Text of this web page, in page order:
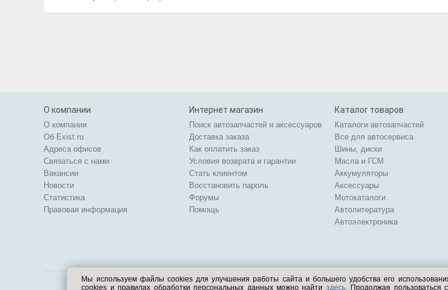
О компании
О компании
Об Exist.ru
Адреса офисов
Связаться с нами
Вакансии
Новости
Статистика
Правовая информация
Интернет магазин
Поиск автозапчастей и аксессуаров
Доставка заказа
Как оплатить заказ
Условия возврата и гарантии
Стать клиентом
Восстановить пароль
Форумы
Помощь
Каталог товаров
Каталоги автозапчастей
Все для автосервиса
Шины, диски
Масла и ГСМ
Аккумуляторы
Аксессуары
Мотокаталоги
Автолитература
Автоэлектроника
Мы используем файлы cookies для улучшения работы сайта и большего удобства его
cookies и правилах обработки персональных данных можно найти здесь. Продолжая пользоваться